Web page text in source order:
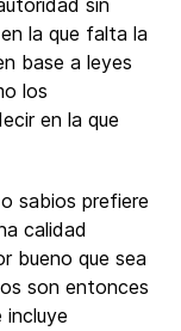
sin
la que falta la
base a leyes
los
en la que
sabios prefiere
calidad
bueno que sea
son entonces
incluye